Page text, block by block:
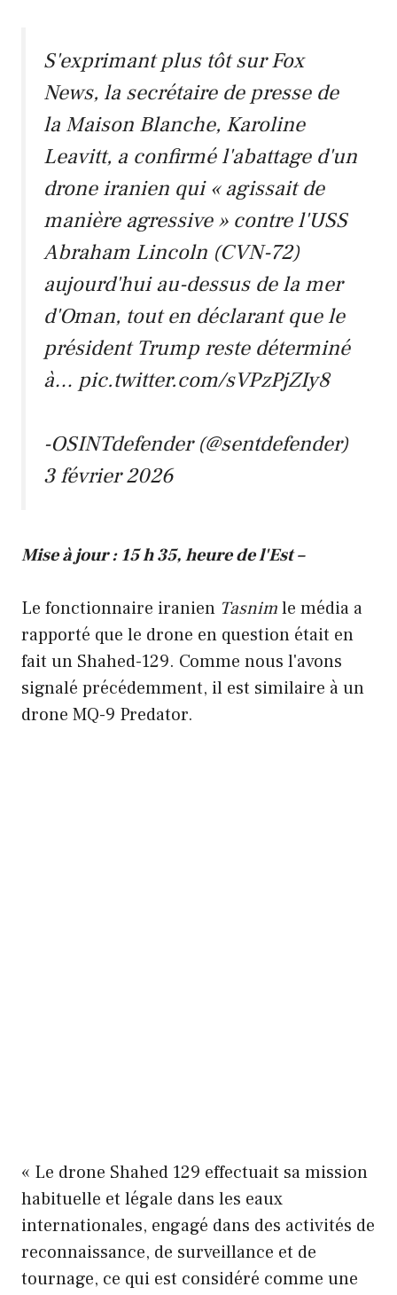
S'exprimant plus tôt sur Fox
News, la secrétaire de presse de
la Maison Blanche, Karoline
Leavitt, a confirmé l'abattage d'un
drone iranien qui « agissait de
manière agressive » contre l'USS
Abraham Lincoln (CVN-72)
aujourd'hui au-dessus de la mer
d'Oman, tout en déclarant que le
président Trump reste déterminé
à… pic.twitter.com/sVPzPjZIy8
-OSINTdefender (@sentdefender)
3 février 2026
Mise à jour : 15 h 35, heure de l'Est –
Le fonctionnaire iranien Tasnimle média a
rapporté que le drone en question était en
fait un Shahed-129. Comme nous l'avons
signalé précédemment, il est similaire à un
drone MQ-9 Predator.
« Le drone Shahed 129 effectuait sa mission
habituelle et légale dans les eaux
internationales, engagé dans des activités de
reconnaissance, de surveillance et de
tournage, ce qui est considéré comme une